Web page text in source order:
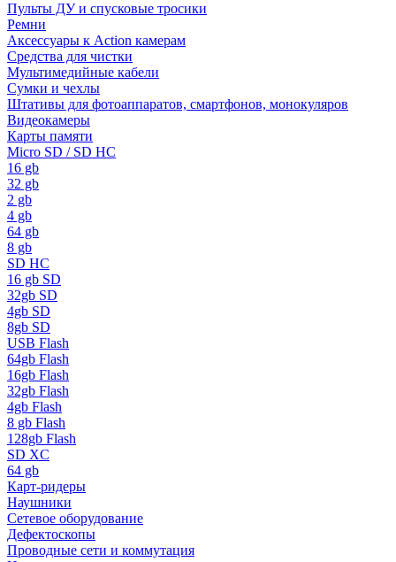
Пульты ДУ и спусковые тросики
Ремни
Аксессуары к Action камерам
Средства для чистки
Мультимедийные кабели
Сумки и чехлы
Штативы для фотоаппаратов, смартфонов, монокуляров
Видеокамеры
Карты памяти
Micro SD / SD HC
16 gb
32 gb
2 gb
4 gb
64 gb
8 gb
SD HC
16 gb SD
32gb SD
4gb SD
8gb SD
USB Flash
64gb Flash
16gb Flash
32gb Flash
4gb Flash
8 gb Flash
128gb Flash
SD XC
64 gb
Карт-ридеры
Наушники
Сетевое оборудование
Дефектоскопы
Проводные сети и коммутация